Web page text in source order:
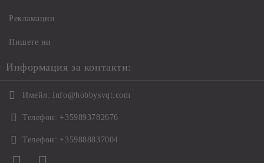
Рекламации
Пишете ни
Информация за контакти:
Имейл: info@hobbysvqt.com
Телефон: +359893782676
Телефон: +359888837004